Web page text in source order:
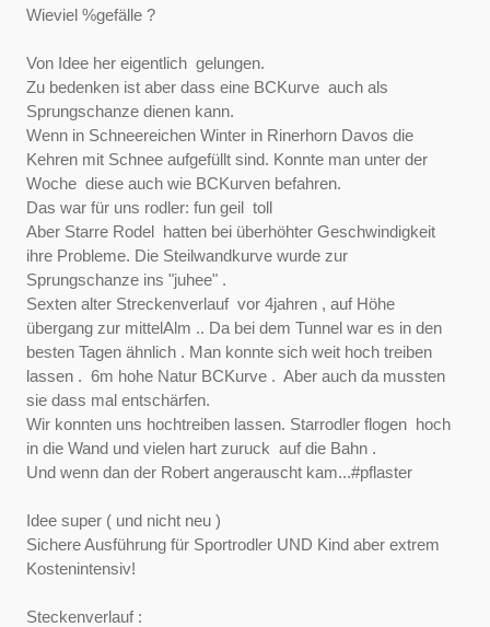
Wieviel %gefälle ?
Von Idee her eigentlich gelungen.
Zu bedenken ist aber dass eine BCKurve auch als
Sprungschanze dienen kann.
Wenn in Schneereichen Winter in Rinerhorn Davos die
Kehren mit Schnee aufgefüllt sind. Konnte man unter der
Woche diese auch wie BCKurven befahren.
Das war für uns rodler: fun geil toll
Aber Starre Rodel hatten bei überhöhter Geschwindigkeit
ihre Probleme. Die Steilwandkurve wurde zur
Sprungschanze ins "juhee" .
Sexten alter Streckenverlauf vor 4jahren , auf Höhe
übergang zur mittelAlm .. Da bei dem Tunnel war es in den
besten Tagen ähnlich . Man konnte sich weit hoch treiben
lassen . 6m hohe Natur BCKurve . Aber auch da mussten
sie dass mal entschärfen.
Wir konnten uns hochtreiben lassen. Starrodler flogen hoch
in die Wand und vielen hart zuruck auf die Bahn .
Und wenn dan der Robert angerauscht kam...#pflaster
Idee super ( und nicht neu )
Sichere Ausführung für Sportrodler UND Kind aber extrem
Kostenintensiv!
Steckenverlauf :